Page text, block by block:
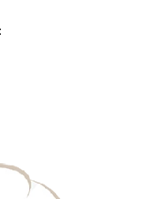
אפליקציית המתכונים שלנו! להורדה בחינם: